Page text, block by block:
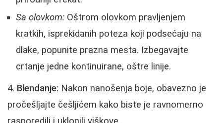
Sa olovkom: Oštrom olovkom pravljenjem
kratkih, isprekidanih poteza koji podsećaju na
dlake, popunite prazna mesta. Izbegavajte
crtanje jedne kontinuirane, oštre linije.
Blendanje: Nakon nanošenja boje, obavezno je
pročešljajte češljićem kako biste je ravnomerno